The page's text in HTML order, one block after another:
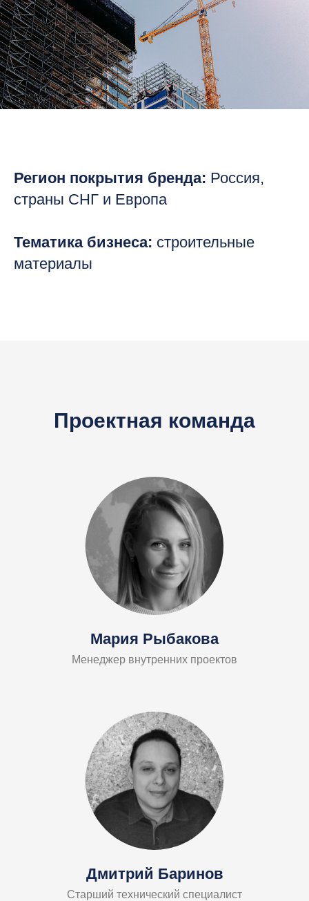
Регион покрытия бренда: Россия,
страны СНГ и Европа
Тематика бизнеса: строительные
материалы
Проектная команда
Мария Рыбакова
Менеджер внутренних проектов
Дмитрий Баринов
Старший технический специалист